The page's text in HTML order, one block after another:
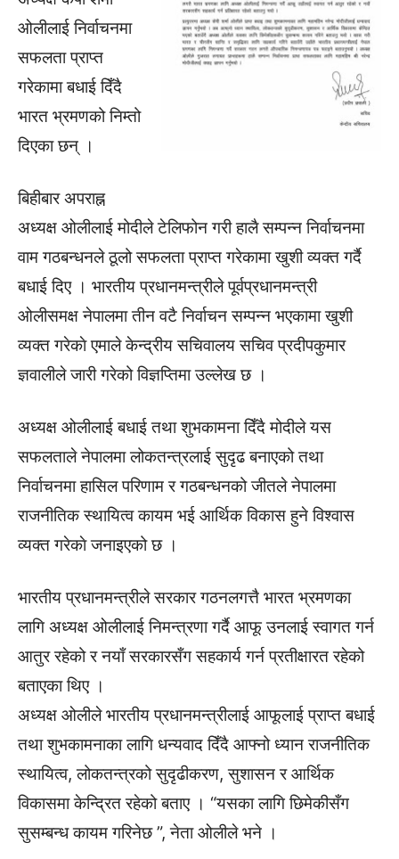
ओलीलाई निर्वाचनमा
सफलता प्राप्त
गरेकामा बधाई दिँदै
भारत भ्रमणको निम्तो
दिएका छन् ।
बिहीबार अपराह्न
अध्यक्ष ओलीलाई मोदीले टेलिफोन गरी हालै सम्पन्न निर्वाचनमा
वाम गठबन्धनले ठूलो सफलता प्राप्त गरेकामा खुशी व्यक्त गर्दै
बधाई दिए । भारतीय प्रधानमन्त्रीले पूर्वप्रधानमन्त्री
ओलीसमक्ष नेपालमा तीन वटै निर्वाचन सम्पन्न भएकामा खुशी
व्यक्त गरेकाे एमाले केन्द्रीय सचिवालय सचिव प्रदीपकुमार
ज्ञवालीले जारी गरेको विज्ञप्तिमा उल्लेख छ ।
अध्यक्ष ओलीलाई बधाई तथा शुभकामना दिँदै मोदीले यस
सफलताले नेपालमा लोकतन्त्रलाई सुदृढ बनाएको तथा
निर्वाचनमा हासिल परिणाम र गठबन्धनको जीतले नेपालमा
राजनीतिक स्थायित्व कायम भई आर्थिक विकास हुने विश्वास
व्यक्त गरेकाे जनाइएको छ ।
भारतीय प्रधानमन्त्रीले सरकार गठनलगत्तै भारत भ्रमणका
लागि अध्यक्ष ओलीलाई निमन्त्रणा गर्दै आफू उनलाई स्वागत गर्न
आतुर रहेको र नयाँ सरकारसँग सहकार्य गर्न प्रतीक्षारत रहेको
बताएका थिए ।
अध्यक्ष ओलीले भारतीय प्रधानमन्त्रीलाई आफूलाई प्राप्त बधाई
तथा शुभकामनाका लागि धन्यवाद दिँदै आफ्नो ध्यान राजनीतिक
स्थायित्व, लोकतन्त्रको सुदृढीकरण, सुशासन र आर्थिक
विकासमा केन्द्रित रहेको बताए । “यसका लागि छिमेकीसँग
सुसम्बन्ध कायम गरिनेछ ”, नेता ओलीले भने ।